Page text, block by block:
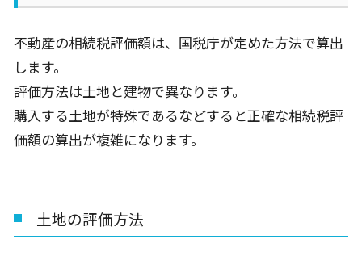
不動産の相続税評価額は、国税庁が定めた方法で算出
します。
評価方法は土地と建物で異なります。
購入する土地が特殊であるなどすると正確な相続税評
価額の算出が複雑になります。
土地の評価方法